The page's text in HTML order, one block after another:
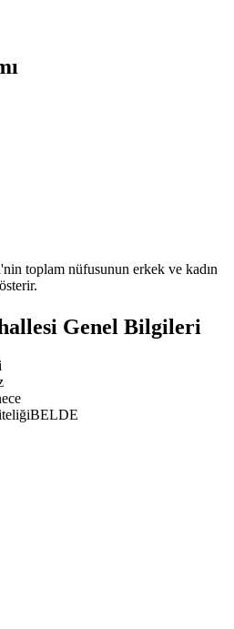
toplam nüfusunun erkek ve kadın
Genel Bilgileri
BELDE